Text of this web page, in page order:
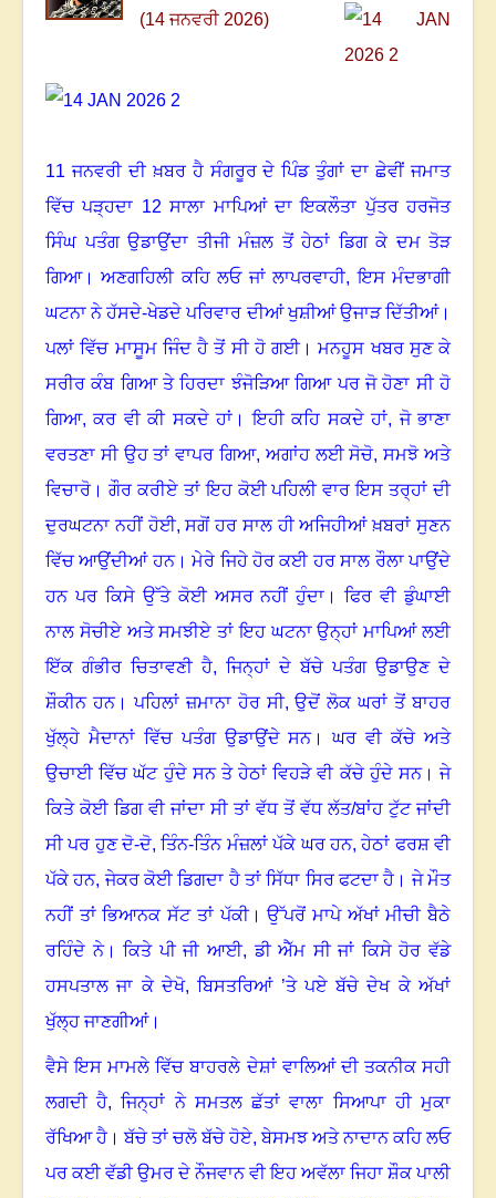
(14 ਜਨਵਰੀ 2026)
11 ਜਨਵਰੀ ਦੀ ਖ਼ਬਰ ਹੈ ਸੰਗਰੂਰ ਦੇ ਪਿੰਡ ਤੁੰਗਾਂ ਦਾ ਛੇਵੀਂ ਜਮਾਤ
ਵਿੱਚ ਪੜ੍ਹਦਾ 12 ਸਾਲਾ ਮਾਪਿਆਂ ਦਾ ਇਕਲੌਤਾ ਪੁੱਤਰ ਹਰਜੋਤ
ਸਿੰਘ ਪਤੰਗ ਉਡਾਉਂਦਾ ਤੀਜੀ ਮੰਜ਼ਲ ਤੋਂ ਹੇਠਾਂ ਡਿਗ ਕੇ ਦਮ ਤੋੜ
ਗਿਆ।ਅਣਗਹਿਲੀ ਕਹਿ ਲਓ ਜਾਂ ਲਾਪਰਵਾਹੀ,ਇਸ ਮੰਦਭਾਗੀ
ਘਟਨਾ ਨੇ ਹੱਸਦੇ-ਖੇਡਦੇ ਪਰਿਵਾਰ ਦੀਆਂ ਖੁਸ਼ੀਆਂ ਉਜਾੜ ਦਿੱਤੀਆਂ।
ਪਲਾਂ ਵਿੱਚ ਮਾਸੂਮ ਜਿੰਦ ਹੈ ਤੋਂ ਸੀ ਹੋ ਗਈ।ਮਨਹੂਸ ਖਬਰ ਸੁਣ ਕੇ
ਸਰੀਰ ਕੰਬ ਗਿਆ ਤੇ ਹਿਰਦਾ ਝੰਜੋੜਿਆ ਗਿਆ ਪਰ ਜੋ ਹੋਣਾ ਸੀ ਹੋ
ਗਿਆ,ਕਰ ਵੀ ਕੀ ਸਕਦੇ ਹਾਂ ।ਇਹੀ ਕਹਿ ਸਕਦੇ ਹਾਂ,ਜੋ ਭਾਣਾ
ਵਰਤਣਾ ਸੀ ਉਹ ਤਾਂ ਵਾਪਰ ਗਿਆ, ਅਗਾਂਹ ਲਈ ਸੋਚੋ,ਸਮਝੋ ਅਤੇ
ਵਿਚਾਰੋ । ਗੌਰ ਕਰੀਏ ਤਾਂ ਇਹ ਕੋਈ ਪਹਿਲੀ ਵਾਰ ਇਸ ਤਰ੍ਹਾਂ ਦੀ
ਦੁਰਘਟਨਾ ਨਹੀਂ ਹੋਈ, ਸਗੋਂ ਹਰ ਸਾਲ ਹੀ ਅਜਿਹੀਆਂ ਖ਼ਬਰਾਂ ਸੁਣਨ
ਵਿੱਚ ਆਉਂਦੀਆਂ ਹਨ।ਮੇਰੇ ਜਿਹੇ ਹੋਰ ਕਈ ਹਰ ਸਾਲ ਰੌਲਾ ਪਾਉਂਦੇ
ਹਨ ਪਰ ਕਿਸੇ ਉੱਤੇ ਕੋਈ ਅਸਰ ਨਹੀਂ ਹੁੰਦਾ ।ਫਿਰ ਵੀ ਡੁੰਘਾਈ
ਨਾਲ ਸੋਚੀਏ ਅਤੇ ਸਮਝੀਏ ਤਾਂ ਇਹ ਘਟਨਾ ਉਨ੍ਹਾਂ ਮਾਪਿਆਂ ਲਈ
ਇੱਕ ਗੰਭੀਰ ਚਿਤਾਵਣੀ ਹੈ, ਜਿਨ੍ਹਾਂ ਦੇ ਬੱਚੇ ਪਤੰਗ ਉਡਾਉਣ ਦੇ
ਸ਼ੌਕੀਨ ਹਨ।ਪਹਿਲਾਂ ਜ਼ਮਾਨਾ ਹੋਰ ਸੀ,ਉਦੋਂ ਲੋਕ ਘਰਾਂ ਤੋਂ ਬਾਹਰ
ਖੁੱਲ੍ਹੇ ਮੈਦਾਨਾਂ ਵਿੱਚ ਪਤੰਗ ਉਡਾਉਂਦੇ ਸਨ।ਘਰ ਵੀ ਕੱਚੇ ਅਤੇ
ਉਚਾਈ ਵਿੱਚ ਘੱਟ ਹੁੰਦੇ ਸਨ ਤੇ ਹੇਠਾਂ ਵਿਹੜੇ ਵੀ ਕੱਚੇ ਹੁੰਦੇ ਸਨ।ਜੇ
ਕਿਤੇ ਕੋਈ ਡਿਗ ਵੀ ਜਾਂਦਾ ਸੀ ਤਾਂ ਵੱਧ ਤੋਂ ਵੱਧ ਲੱਤ/ਬਾਂਹ ਟੁੱਟ ਜਾਂਦੀ
ਸੀ ਪਰ ਹੁਣ ਦੋ-ਦੋ, ਤਿੰਨ-ਤਿੰਨ ਮੰਜ਼ਲਾਂ ਪੱਕੇ ਘਰ ਹਨ,ਹੇਠਾਂ ਫਰਸ਼ ਵੀ
ਪੱਕੇ ਹਨ, ਜੇਕਰ ਕੋਈ ਡਿਗਦਾ ਹੈ ਤਾਂ ਸਿੱਧਾ ਸਿਰ ਫਟਦਾ ਹੈ ।ਜੇ ਮੌਤ
ਨਹੀਂ ਤਾਂ ਭਿਆਨਕ ਸੱਟ ਤਾਂ ਪੱਕੀ।ਉੱਪਰੋਂ ਮਾਪੇ ਅੱਖਾਂ ਮੀਚੀ ਬੈਠੇ
ਰਹਿੰਦੇ ਨੇ।ਕਿਤੇ ਪੀ ਜੀ ਆਈ,ਡੀ ਐੱਮ ਸੀ ਜਾਂ ਕਿਸੇ ਹੋਰ ਵੱਡੇ
ਹਸਪਤਾਲ ਜਾ ਕੇ ਦੇਖੋ,ਬਿਸਤਰਿਆਂ ’ਤੇ ਪਏ ਬੱਚੇ ਦੇਖ ਕੇ ਅੱਖਾਂ
ਖੁੱਲ੍ਹ ਜਾਣਗੀਆਂ।
ਵੈਸੇ ਇਸ ਮਾਮਲੇ ਵਿੱਚ ਬਾਹਰਲੇ ਦੇਸ਼ਾਂ ਵਾਲਿਆਂ ਦੀ ਤਕਨੀਕ ਸਹੀ
ਲਗਦੀ ਹੈ,ਜਿਨ੍ਹਾਂ ਨੇ ਸਮਤਲ ਛੱਤਾਂ ਵਾਲਾ ਸਿਆਪਾ ਹੀ ਮੁਕਾ
ਰੱਖਿਆ ਹੈ ।ਬੱਚੇ ਤਾਂ ਚਲੋ ਬੱਚੇ ਹੋਏ,ਬੇਸਮਝ ਅਤੇ ਨਾਦਾਨ ਕਹਿ ਲਓ
ਪਰ ਕਈ ਵੱਡੀ ਉਮਰ ਦੇ ਨੌਜਵਾਨ ਵੀ ਇਹ ਅਵੱਲਾ ਜਿਹਾ ਸ਼ੌਕ ਪਾਲੀ